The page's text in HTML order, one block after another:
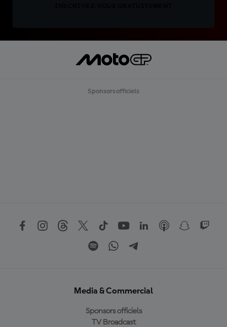
Sponsors officiels
Media & Commercial
Sponsors officiels
TV Broadcast